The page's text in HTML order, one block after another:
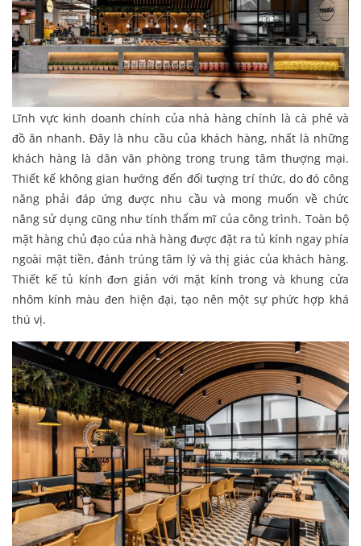
Lĩnh vực kinh doanh chính của nhà hàng chính là cà phê và
đồ ăn nhanh. Đây là nhu cầu của khách hàng, nhất là những
khách hàng là dân văn phòng trong trung tâm thượng mại.
Thiết kế không gian hướng đến đối tượng trí thức, do đó công
năng phải đáp ứng được nhu cầu và mong muốn về chức
năng sử dụng cũng như tính thẩm mĩ của công trình. Toàn bộ
mặt hàng chủ đạo của nhà hàng được đặt ra tủ kính ngay phía
ngoài mặt tiền, đánh trúng tâm lý và thị giác của khách hàng.
Thiết kế tủ kính đơn giản với mặt kính trong và khung cửa
nhôm kính màu đen hiện đại, tạo nên một sự phức hợp khá
thú vị.